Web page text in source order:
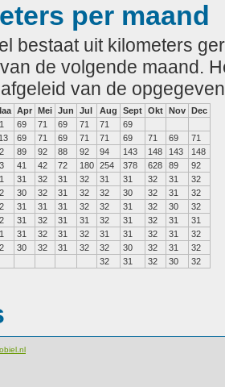
per maand
bestaat uit kilometers
de volgende maand.
van de
Apr Mei Jun Jul Aug Sept Okt Nov Dec
69 71 69 71 71
69
69 71 69 71 71 69 71 69
71
89 92 88 92 94 143 148 143
148
41 42 72 180 254 378 628 89
92
31 32 31 32 31 31 32 31
32
30 32 31 32 32 30 32 31
32
31 31 31 32 32 31 32 30
32
31 32 31 31 32 31 32 31
31
31 32 31 32 31 31 32 31
32
30 32 31 32 32 30 32 31
32
32 31 32 30 32